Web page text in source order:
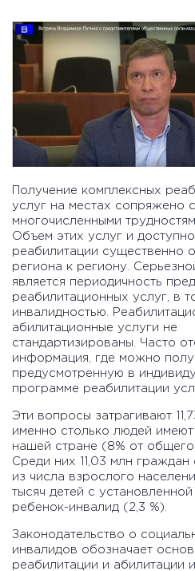
Получение комплексных
услуг на местах сопряжено с
многочисленными
Объем этих услуг и
реабилитации существенно
региона к региону.
является периодичность
реабилитационных услуг, в
инвалидностью.
абилитационные услуги не
стандартизированы. Часто
информация, где можно
предусмотренную в
программе реабилитации
Эти вопросы затрагивают
именно столько людей имеют
нашей стране (8% от общего
Среди них 11,03 млн граждан
из числа взрослого
тысяч детей с установленной
ребенок-инвалид (2,3 %).
Законодательство о
инвалидов обозначает
реабилитации и абилитации